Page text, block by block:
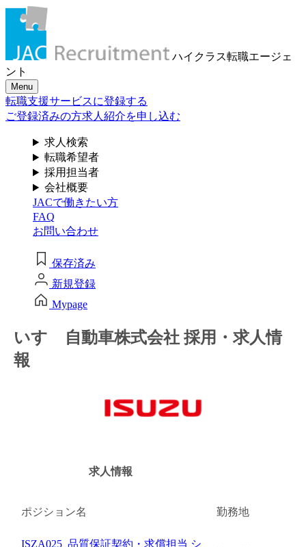
求人検索・転職事例
はじめに、あなたが活かしたい
「ご経験業種」
お選びください
サービス（人材・ホテル・旅行・教育）
商社
流通（EC・運輸・小売）
消費財（食品・アパレル・トイレタリー）
マスコミ（広告・制作）
建設・不動産
金融（銀行・証券・保険・投資）
WEB（デジタル・メディア・ゲーム）
コンピュータハード・周辺機器
半導体
機械・装置
ハイクラス転職エージェ
ント
Menu
転職支援サービスに登録する
ご登録済みの方求人紹介を申し込む
求人検索
転職希望者
採用担当者
会社概要
JACで働きたい方
FAQ
お問い合わせ
保存済み
新規登録
Mypage
いすゞ自動車株式会社 採用・求人情
報
求人情報
ポジション名 勤務地
ISZA025_品質保証契約・求償担当 シ
メール認証とは？
メール認証は当社サービスを利用される方が登録された
メールアドレスがご本人のもので受信可能であることを
確認するための仕組みです。 これは主に、なりすまし等
のセキュリティリスク低減や、サポートにおけるお客様
のスムーズな本人認証に役立ちます。お客様が安心して
ジェイ エイ シー リクルートメントをお使いいただくため
個人情報取り扱いおよびサービス利用規約